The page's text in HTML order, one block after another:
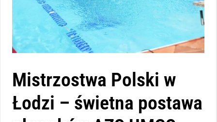
Mistrzostwa Polski w
Łodzi – świetna postawa